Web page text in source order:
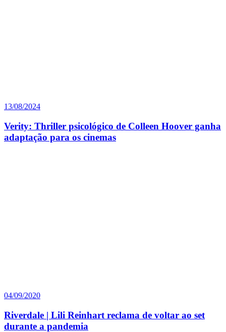
13/08/2024
Verity: Thriller psicológico de Colleen Hoover ganha
adaptação para os cinemas
04/09/2020
Riverdale | Lili Reinhart reclama de voltar ao set
durante a pandemia